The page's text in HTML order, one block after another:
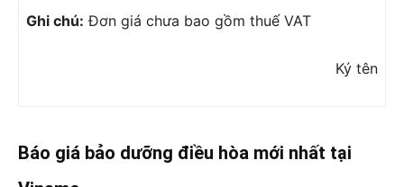
Ghi chú: Đơn giá chưa bao gồm thuế VAT
Ký tên
Báo giá bảo dưỡng điều hòa mới nhất tại